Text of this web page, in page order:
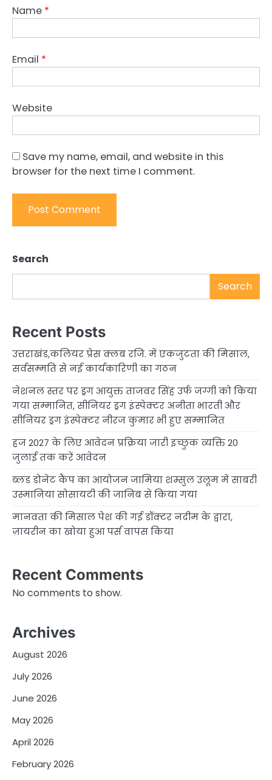
Name *
Email *
Website
Save my name, email, and website in this
browser for the next time I comment.
Search
Search
Recent Posts
उत्तराखंड,कलियर प्रेस क्लब रजि. में एकजुटता की मिसाल,
सर्वसम्मति से नई कार्यकारिणी का गठन
नेशनल स्तर पर ड्रग आयुक्त ताजवर सिंह उर्फ जग्गी को किया
गया सम्मानित, सीनियर ड्रग इंस्पेक्टर अनीता भारती और
सीनियर ड्रग इंस्पेक्टर नीरज कुमार भी हुए सम्मानित
हज 2027 के लिए आवेदन प्रक्रिया जारी इच्छुक व्यक्ति 20
जुलाई तक करें आवेदन
ब्लड डोनेट कैंप का आयोजन जामिया शम्सुल उलूम में साबरी
उस्मानिया सोसायटी की जानिब से किया गया
मानवता की मिसाल पेश की गई डॉक्टर नदीम के द्वारा,
ज़ायरीन का खोया हुआ पर्स वापस किया
Recent Comments
No comments to show.
Archives
August 2026
July 2026
June 2026
May 2026
April 2026
February 2026